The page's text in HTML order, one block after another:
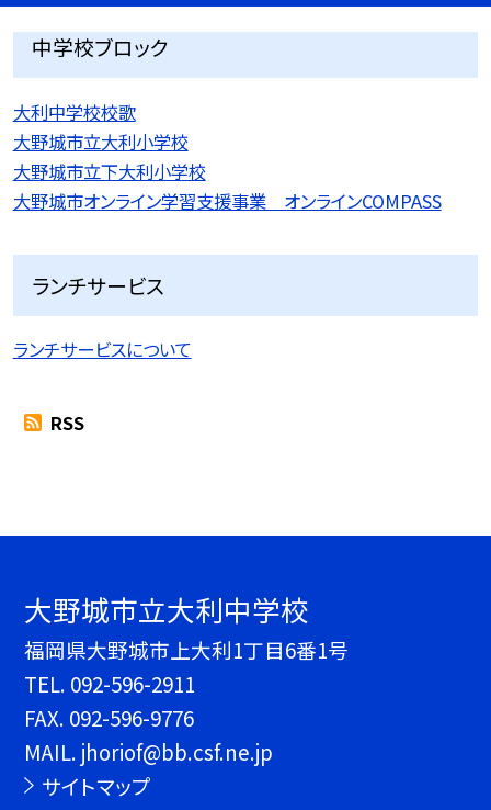
中学校ブロック
大利中学校校歌
大野城市立大利小学校
大野城市立下大利小学校
大野城市オンライン学習支援事業 オンラインCOMPASS
ランチサービス
ランチサービスについて
RSS
大野城市立大利中学校
福岡県大野城市上大利1丁目6番1号
TEL. 092-596-2911
FAX. 092-596-9776
MAIL. jhoriof@bb.csf.ne.jp
サイトマップ